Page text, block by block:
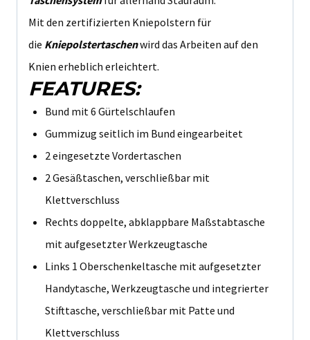
Mit den zertifizierten Kniepolstern für
die Kniepolstertaschenwird das Arbeiten auf den
Knien erheblich erleichtert.
FEATURES:
Bund mit 6 Gürtelschlaufen
Gummizug seitlich im Bund eingearbeitet
2 eingesetzte Vordertaschen
2 Gesäßtaschen, verschließbar mit
Klettverschluss
Rechts doppelte, abklappbare Maßstabtasche
mit aufgesetzter Werkzeugtasche
Links 1 Oberschenkeltasche mit aufgesetzter
Handytasche, Werkzeugtasche und integrierter
Stifttasche, verschließbar mit Patte und
Klettverschluss